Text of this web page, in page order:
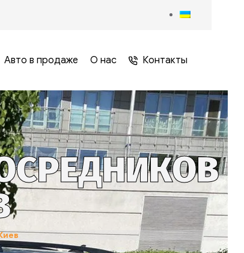
Авто в продаже О нас Контакты